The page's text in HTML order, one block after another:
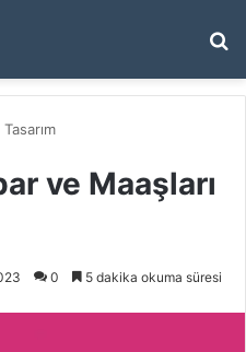
...
ve Maaşları
0 5 dakika okuma süresi